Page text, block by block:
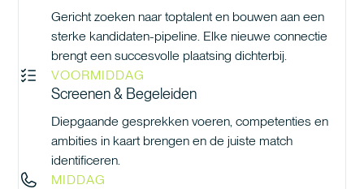
Gericht zoeken naar toptalent en bouwen aan een
sterke kandidaten-pipeline. Elke nieuwe connectie
brengt een succesvolle plaatsing dichterbij.
VOORMIDDAG
Screenen & Begeleiden
Diepgaande gesprekken voeren, competenties en
ambities in kaart brengen en de juiste match
identificeren.
MIDDAG